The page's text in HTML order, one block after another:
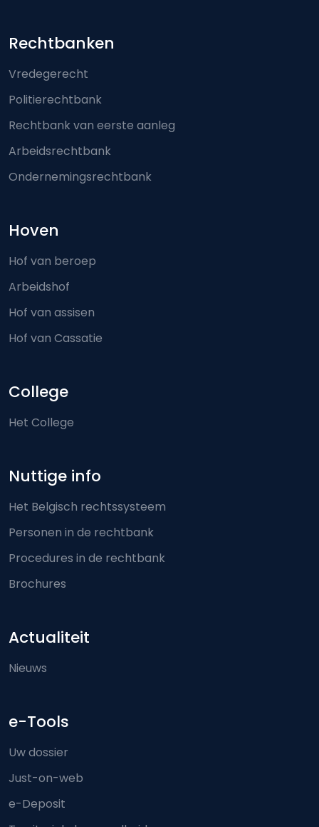
Footer-menu
Rechtbanken
Vredegerecht
Politierechtbank
Rechtbank van eerste aanleg
Arbeidsrechtbank
Ondernemingsrechtbank
Hoven
Hof van beroep
Arbeidshof
Hof van assisen
Hof van Cassatie
College
Het College
Nuttige info
Het Belgisch rechtssysteem
Personen in de rechtbank
Procedures in de rechtbank
Brochures
Actualiteit
Nieuws
e-Tools
Uw dossier
Just-on-web
e-Deposit